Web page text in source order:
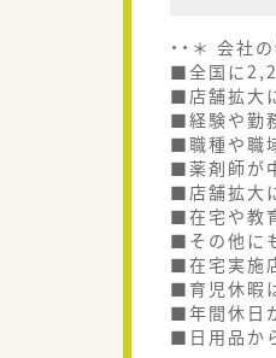
・・＊ 会社
■全国に
■店舗拡大
■経験や勤
■職種や職
■薬剤師が
■店舗拡大
■在宅や教
■その他に
■在宅実施
■育児休暇
■年間休日
■日用品か